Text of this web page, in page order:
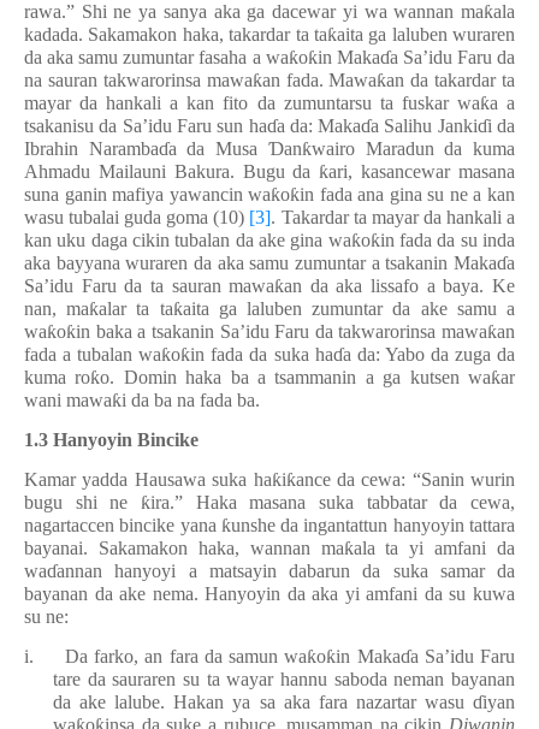
rawa.” Shi ne ya sanya aka ga dacewar yi wa wannan maƙala
kadada. Sakamakon haka, takardar ta taƙaita ga laluben wuraren
da aka samu zumuntar fasaha a waƙoƙin Makaɗa Sa’idu Faru da
na sauran takwarorinsa mawaƙan fada. Mawaƙan da takardar ta
mayar da hankali a kan fito da zumuntarsu ta fuskar waƙa a
tsakanisu da Sa’idu Faru sun haɗa da: Makaɗa Salihu Jankiɗi da
Ibrahin Narambaɗa da Musa Ɗanƙwairo Maradun da kuma
Ahmadu Mailauni Bakura. Bugu da ƙari, kasancewar masana
suna ganin mafiya yawancin waƙoƙin fada ana gina su ne a kan
wasu tubalai guda goma (10) [3]. Takardar ta mayar da hankali a
kan uku daga cikin tubalan da ake gina waƙoƙin fada da su inda
aka bayyana wuraren da aka samu zumuntar a tsakanin Makaɗa
Sa’idu Faru da ta sauran mawaƙan da aka lissafo a baya. Ke
nan, maƙalar ta taƙaita ga laluben zumuntar da ake samu a
waƙoƙin baka a tsakanin Sa’idu Faru da takwarorinsa mawaƙan
fada a tubalan waƙoƙin fada da suka haɗa da: Yabo da zuga da
kuma roƙo. Domin haka ba a tsammanin a ga kutsen waƙar
wani mawaƙi da ba na fada ba.
1.3 Hanyoyin Bincike
Kamar yadda Hausawa suka haƙiƙance da cewa: “Sanin wurin
bugu shi ne ƙira.” Haka masana suka tabbatar da cewa,
nagartaccen bincike yana ƙunshe da ingantattun hanyoyin tattara
bayanai. Sakamakon haka, wannan maƙala ta yi amfani da
waɗannan hanyoyi a matsayin dabarun da suka samar da
bayanan da ake nema. Hanyoyin da aka yi amfani da su kuwa
su ne:
i.
Da farko, an fara da samun waƙoƙin Makaɗa Sa’idu Faru
tare da sauraren su ta wayar hannu saboda neman bayanan
da ake lalube. Hakan ya sa aka fara nazartar wasu ɗiyan
wa o insa da suke a rubuce, musamman na cikin Diwanin